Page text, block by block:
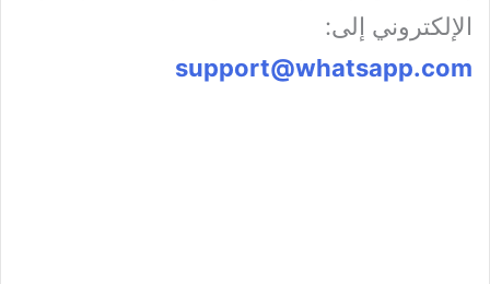
الإلكتروني إلى:
support@whatsapp.com